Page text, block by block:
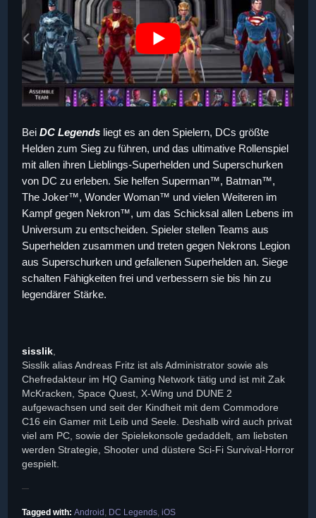
Bei DC Legends liegt es an den Spielern, DCs größte
Helden zum Sieg zu führen, und das ultimative Rollenspiel
mit allen ihren Lieblings-Superhelden und Superschurken
von DC zu erleben. Sie helfen Superman™, Batman™,
The Joker™, Wonder Woman™ und vielen Weiteren im
Kampf gegen Nekron™, um das Schicksal allen Lebens im
Universum zu entscheiden. Spieler stellen Teams aus
Superhelden zusammen und treten gegen Nekrons Legion
aus Superschurken und gefallenen Superhelden an. Siege
schalten Fähigkeiten frei und verbessern sie bis hin zu
legendärer Stärke.
sisslik
Sisslik alias Andreas Fritz ist als Administrator sowie als
Chefredakteur im HQ Gaming Network tätig und ist mit Zak
McKracken, Space Quest, X-Wing und DUNE 2
aufgewachsen und seit der Kindheit mit dem Commodore
C16 ein Gamer mit Leib und Seele. Deshalb wird auch privat
viel am PC, sowie der Spielekonsole gedaddelt, am liebsten
werden Strategie, Shooter und düstere Sci-Fi Survival-Horror
gespielt.
Tagged with: Android DC Legends iOS